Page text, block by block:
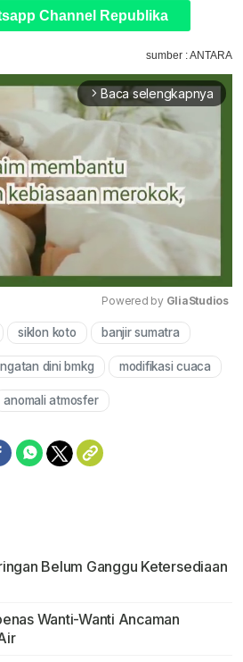
Channel Republika
sumber : ANTARA
arrow_forward_ios Baca selengkapnya
Mute
Powered by GliaStudios
siklon koto banjir sumatra
dini bmkg modifikasi cuaca
anomali atmosfer
Belum Ganggu Ketersediaan
Wanti-Wanti Ancaman